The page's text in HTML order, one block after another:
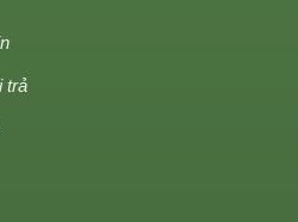
trả